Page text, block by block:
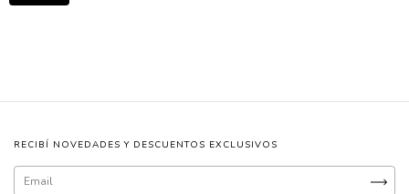
RECIBÍ NOVEDADES Y DESCUENTOS EXCLUSIVOS